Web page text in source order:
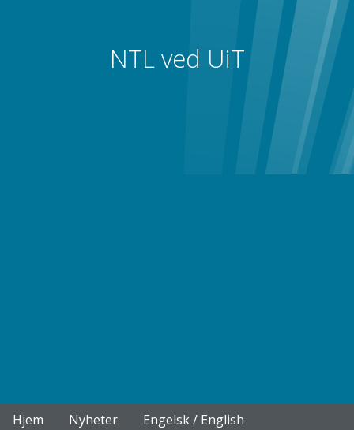
NTL ved UiT
Hjem Nyheter Engelsk / English